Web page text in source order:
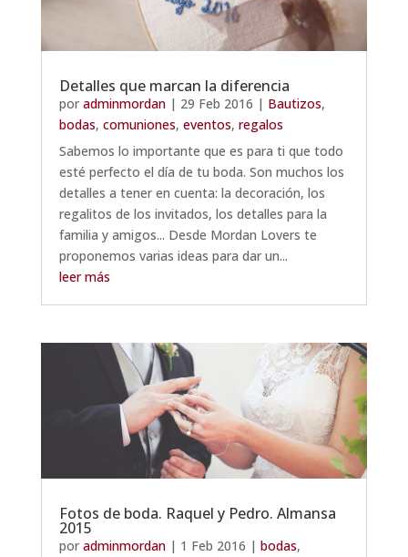
Detalles que marcan la diferencia
por adminmordan| 29 Feb 2016 | Bautizos,
bodas, comuniones, eventos, regalos
Sabemos lo importante que es para ti que todo
esté perfecto el día de tu boda. Son muchos los
detalles a tener en cuenta: la decoración, los
regalitos de los invitados, los detalles para la
familia y amigos... Desde Mordan Lovers te
proponemos varias ideas para dar un...
leer más
Fotos de boda. Raquel y Pedro. Almansa
2015
por adminmordan| 1 Feb 2016 | bodas,